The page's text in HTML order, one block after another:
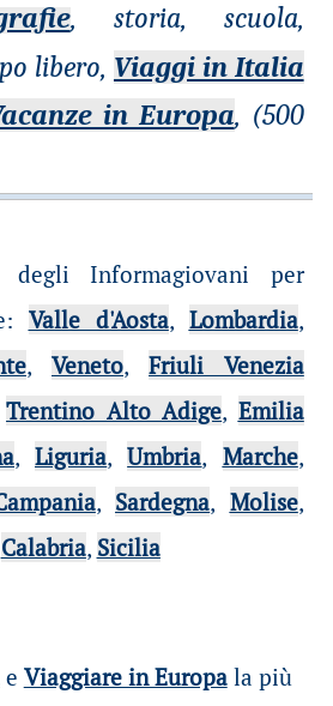
, storia, scuola,
libero, Viaggi in Italia
in Europa, (500
degli Informagiovani per
: Valle d'Aosta, Lombardia,
, Veneto,Friuli Venezia
Trentino Alto Adige, Emilia
,Liguria,Umbria, Marche,
, Sardegna, Molise,
Calabria, Sicilia
e Viaggiare in Europala più